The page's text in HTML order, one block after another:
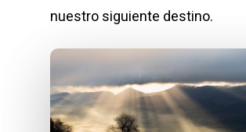
nuestro siguiente destino.